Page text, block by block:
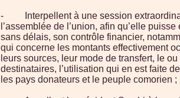
- Interpellent à une session
l’assemblée de l’union, afin qu’elle puisse
sans délais, son contrôle financier,
qui concerne les montants effectivement
leurs sources, leur mode de transfert, le
destinataires, l’utilisation qui en est faite
les pays donateurs et le peuple comorien ;